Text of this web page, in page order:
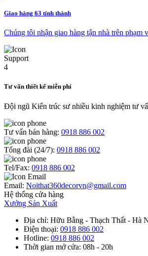
Giao hàng 63 tỉnh thành
Chúng tôi nhận giao hàng tận nhà trên phạm
Tư vấn thiết kế miễn phí
Đội ngũ Kiến trúc sư nhiều kinh nghiệm tư
Tư vấn bán hàng: 0918 886 002
Tổng đài (24/7): 0918 886 002
Tel/Fax: 0918 886 002
Email: Noithat360decorvn@gmail.com
Hệ thống cửa hàng
Xưởng Sản Xuất
Địa chỉ: Hữu Bằng - Thạch Thất - Hà
Điện thoại: 0918 886 002
Hotline: 0918 886 002
Thời gian mở cửa: 08h - 20h